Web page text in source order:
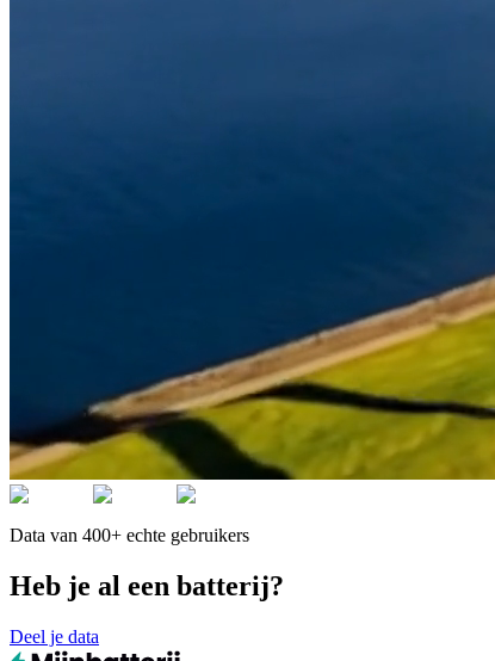
Data van 400+ echte gebruikers
Heb je al een batterij?
Deel je data